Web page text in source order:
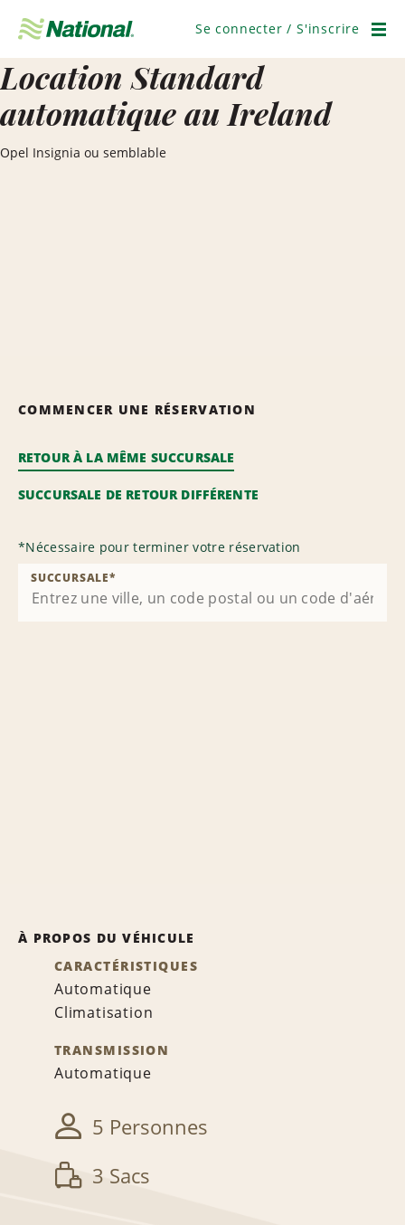
navigation
Se connecter / S'inscrire
Location Standard
automatique au Ireland
Opel Insignia ou semblable
COMMENCER UNE RÉSERVATION
RETOUR À LA MÊME SUCCURSALE
SUCCURSALE DE RETOUR DIFFÉRENTE
*Nécessaire pour terminer votre réservation
SUCCURSALE*
À PROPOS DU VÉHICULE
CARACTÉRISTIQUES
Automatique
Climatisation
TRANSMISSION
Automatique
5 Personnes
3 Sacs